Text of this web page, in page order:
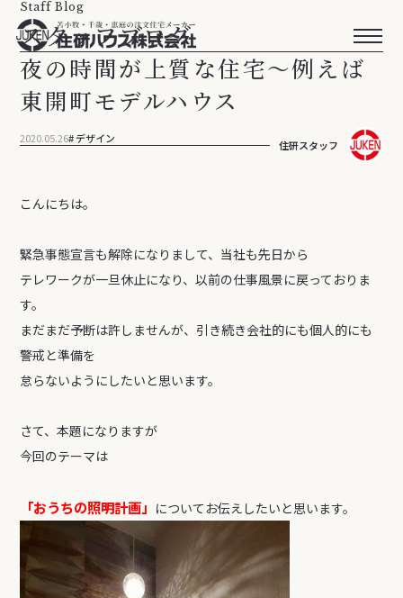
Staff Blog
スタッフブログ
夜の時間が上質な住宅～例えば
東開町モデルハウス
2020.05.26 デザイン 住研スタッフ
こんにちは。
緊急事態宣言も解除になりまして、当社も先日から
テレワークが一旦休止になり、以前の仕事風景に戻っておりま
す。
まだまだ予断は許しませんが、引き続き会社的にも個人的にも
警戒と準備を
怠らないようにしたいと思います。
さて、本題になりますが
今回のテーマは
「おうちの照明計画」 についてお伝えしたいと思います。